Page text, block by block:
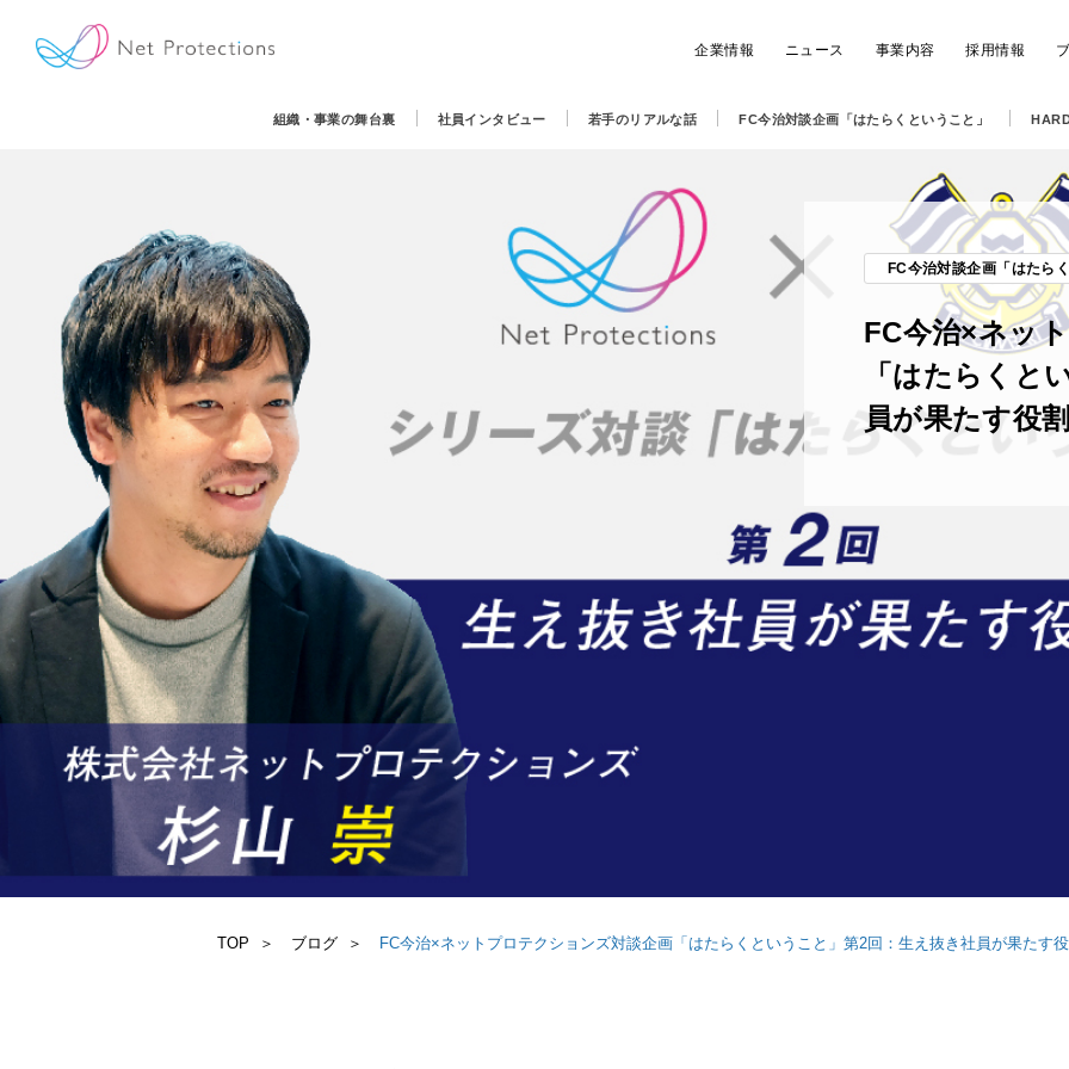
企業情報 ニュース 事業内容 採用情報
組織・事業の舞台裏 社員インタビュー 若手のリアルな話 FC今治対談企画「はたらくということ」
FC今治対談企画「はたら
FC今治×ネッ
「はたらくと
員が果たす役
TOP ブログ FC今治×ネットプロテクションズ対談企画「はたらくということ」第2回：生え抜き社員が果たす